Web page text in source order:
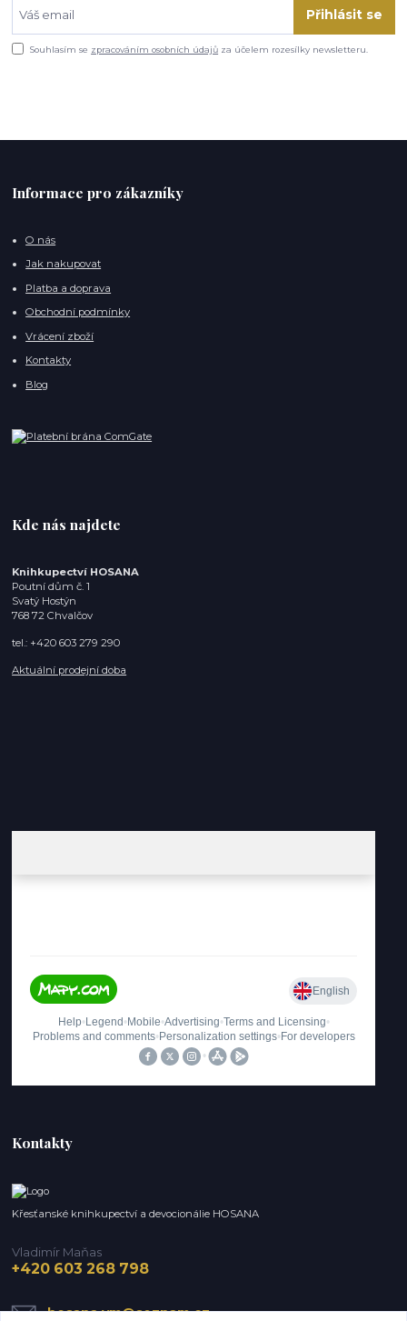
Přihlásit se
Souhlasím se zpracováním osobních údajů za účelem rozesílky newsletteru.
Informace pro zákazníky
O nás
Jak nakupovat
Platba a doprava
Obchodní podmínky
Vrácení zboží
Kontakty
Blog
Kde nás najdete
Knihkupectví HOSANA
Poutní dům č. 1
Svatý Hostýn
768 72 Chvalčov
tel.: +420 603 279 290
Aktuální prodejní doba
Kontakty
Křesťanské knihkupectví a devocionálie HOSANA
Vladimír Maňas
+420 603 268 798
hosana.vm@seznam.cz